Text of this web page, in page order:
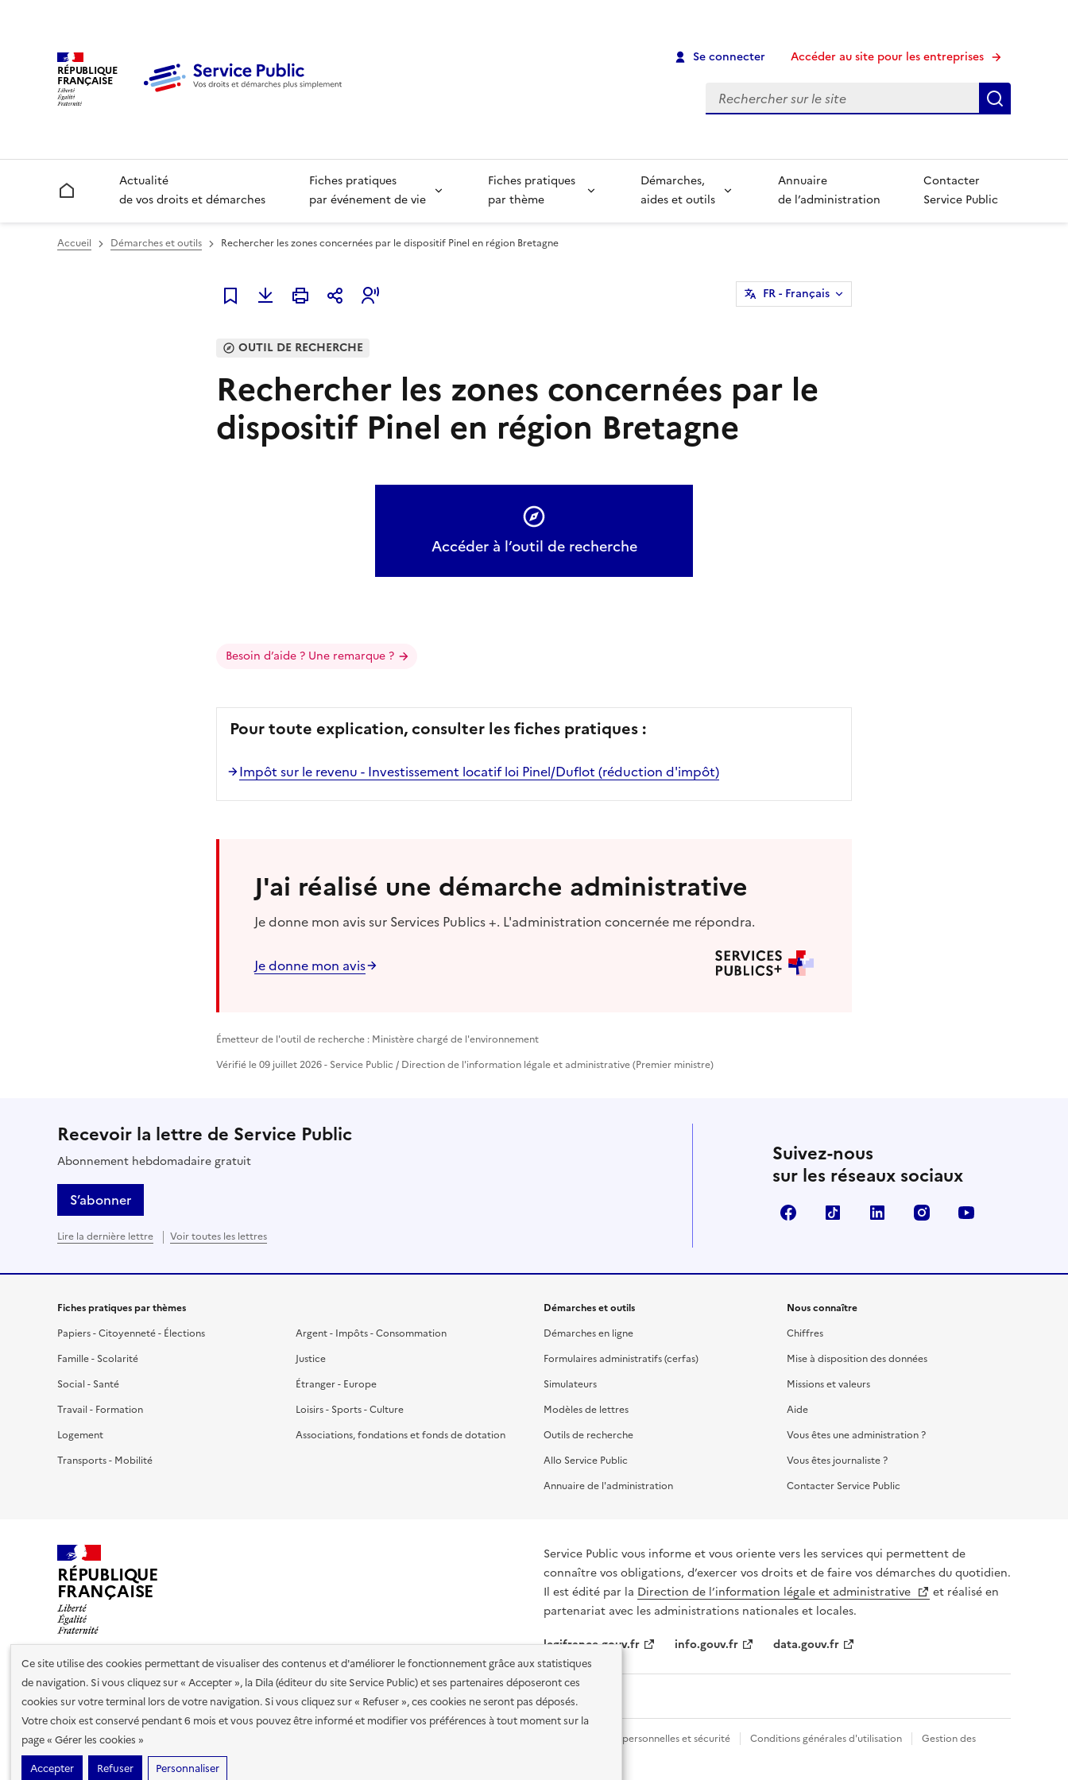
Ce site utilise des cookies permettant de visualiser des contenus et d'améliorer le fonctionnement grâce aux statistiques
de navigation. Si vous cliquez sur « Accepter », la Dila (éditeur du site Service Public) et ses partenaires déposeront ces
cookies sur votre terminal lors de votre navigation. Si vous cliquez sur « Refuser », ces cookies ne seront pas déposés.
Votre choix est conservé pendant 6 mois et vous pouvez être informé et modifier vos préférences à tout moment sur la
page « Gérer les cookies »
Accepter
Refuser Personnaliser
RÉPUBLIQUE
FRANÇAISE
Se connecter Accéder au site pour les entreprises
Recherche
Accueil
Actualité
de vos droits et démarches
Fiches pratiques
par événement de vie
Fiches pratiques
par thème
Démarches,
aides et outils
Annuaire
de l’administration
Contacter
Service Public
Accueil Démarches et outils Rechercher les zones concernées par le dispositif Pinel en région Bretagne
Ajouter à mes favoris
FR- Français
OUTIL DE RECHERCHE
Rechercher les zones concernées par le
dispositif Pinel en région Bretagne
Accéder à l’outil de recherche
Besoin d’aide ? Une remarque ?
Pour toute explication, consulter les fiches pratiques :
Impôt sur le revenu - Investissement locatif loi Pinel/Duflot (réduction d'impôt)
J'ai réalisé une démarche administrative
Je donne mon avis sur Services Publics +. L'administration concernée me répondra.
Je donne mon avis
Émetteur de l'outil de recherche : Ministère chargé de l'environnement
Vérifié le 09 juillet 2026 - Service Public / Direction de l'information légale et administrative (Premier ministre)
Recevoir la lettre de Service Public
Abonnement hebdomadaire gratuit
S’abonner
Lire la dernière lettre Voir toutes les lettres
Suivez-nous
sur les réseaux sociaux
FacebookTikTok LinkedIn Instagram
Fiches pratiques par thèmes
Papiers - Citoyenneté - Élections
Famille - Scolarité
Social - Santé
Travail - Formation
Logement
Transports - Mobilité
Argent - Impôts - Consommation
Justice
Étranger - Europe
Loisirs - Sports - Culture
Associations, fondations et fonds de dotation
Démarches et outils
Démarches en ligne
Formulaires administratifs (cerfas)
Simulateurs
Modèles de lettres
Outils de recherche
Allo Service Public
Annuaire de l'administration
Nous connaître
Chiffres
Mise à disposition des données
Missions et valeurs
Aide
Vous êtes une administration ?
Vous êtes journaliste ?
Contacter Service Public
RÉPUBLIQUE
FRANÇAISE
Service Public vous informe et vous oriente vers les services qui permettent de
connaître vos obligations, d’exercer vos droits et de faire vos démarches du quotidien.
Il est édité par la Direction de l’information légale et administrative
et réalisé en
partenariat avec les administrations nationales et locales.
legifrance.gouv.fr
info.gouv.fr data.gouv.fr
Nos partenaires
Plan du site Accessibilité : totalement conforme Données personnelles et sécurité Conditions générales d'utilisation
Gestion des
cookies